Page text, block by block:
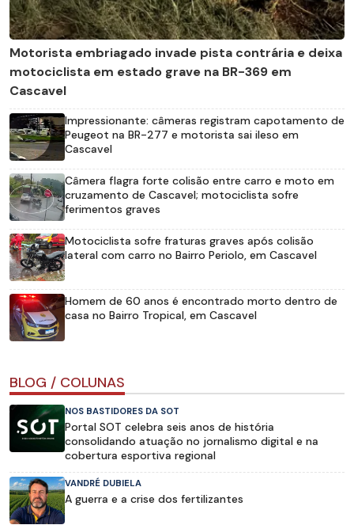
Motorista embriagado invade pista contrária e deixa
motociclista em estado grave na BR-369 em
Cascavel
Impressionante: câmeras registram capotamento de
Peugeot na BR-277 e motorista sai ileso em
Cascavel
Câmera flagra forte colisão entre carro e moto em
cruzamento de Cascavel; motociclista sofre
ferimentos graves
Motociclista sofre fraturas graves após colisão
lateral com carro no Bairro Periolo, em Cascavel
Homem de 60 anos é encontrado morto dentro de
casa no Bairro Tropical, em Cascavel
BLOG / COLUNAS
NOS BASTIDORES DA SOT
Portal SOT celebra seis anos de história
consolidando atuação no jornalismo digital e na
cobertura esportiva regional
VANDRÉ DUBIELA
A guerra e a crise dos fertilizantes